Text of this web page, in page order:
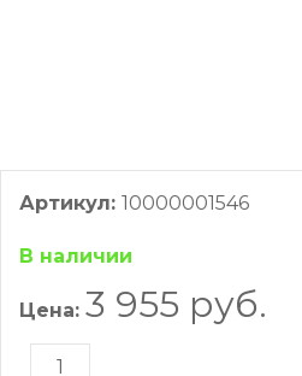
Артикул: 10000001546
В наличии
Цена: 3 955 руб.